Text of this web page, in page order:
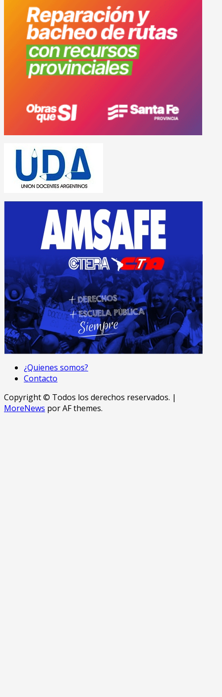
¿Quienes somos?
Contacto
Copyright © Todos los derechos reservados. |
MoreNews por AF themes.